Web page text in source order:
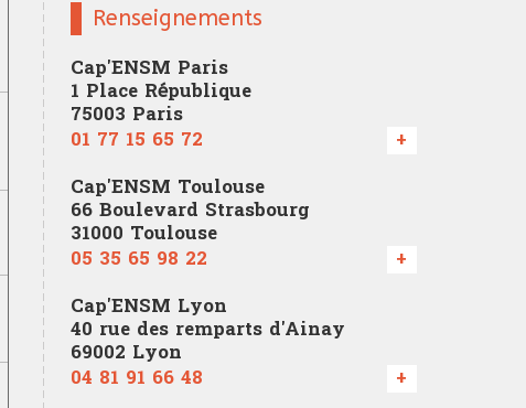
Renseignements
Cap'ENSM Paris
1 Place République
75003 Paris
01 77 15 65 72
+
Cap'ENSM Toulouse
66 Boulevard Strasbourg
31000 Toulouse
05 35 65 98 22
+
Cap'ENSM Lyon
40 rue des remparts d'Ainay
69002 Lyon
04 81 91 66 48
+